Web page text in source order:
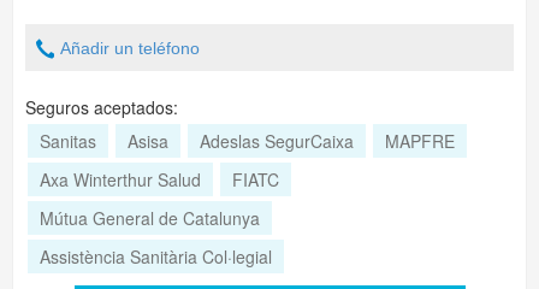
Añadir un teléfono
Seguros aceptados:
Sanitas
Asisa Adeslas SegurCaixa
MAPFRE
Axa Winterthur Salud
FIATC
Mútua General de Catalunya
Assistència Sanitària Col·legial